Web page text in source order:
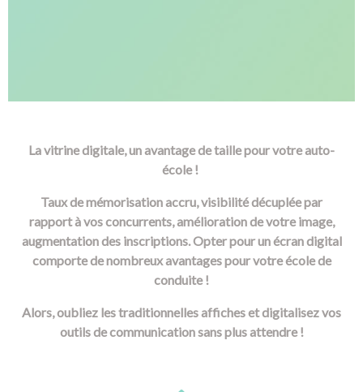
La vitrine digitale, un avantage de taille pour votre auto-
école !
Taux de mémorisation accru, visibilité décuplée par
rapport à vos concurrents, amélioration de votre image,
augmentation des inscriptions. Opter pour un écran digital
comporte de nombreux avantages pour votre école de
conduite !
Alors, oubliez les traditionnelles affiches et digitalisez vos
outils de communication sans plus attendre !